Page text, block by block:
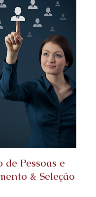
de Pessoas e
& Seleção